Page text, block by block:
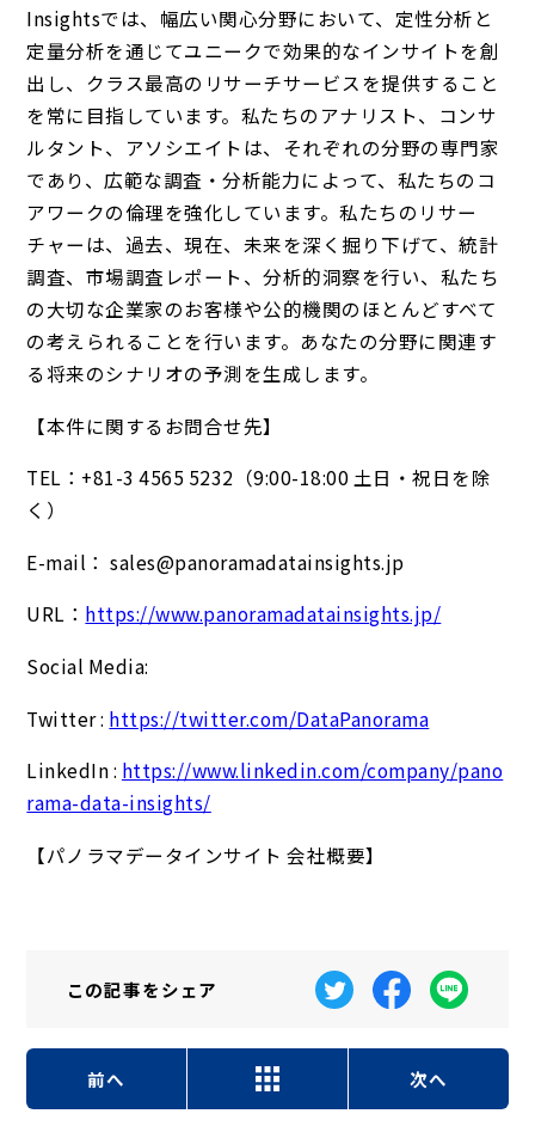
Insightsでは、幅広い関心分野において、定性分析と
定量分析を通じてユニークで効果的なインサイトを創
出し、クラス最高のリサーチサービスを提供すること
を常に目指しています。私たちのアナリスト、コンサ
ルタント、アソシエイトは、それぞれの分野の専門家
であり、広範な調査・分析能力によって、私たちのコ
アワークの倫理を強化しています。私たちのリサー
チャーは、過去、現在、未来を深く掘り下げて、統計
調査、市場調査レポート、分析的洞察を行い、私たち
の大切な企業家のお客様や公的機関のほとんどすべて
の考えられることを行います。あなたの分野に関連す
る将来のシナリオの予測を生成します。
【本件に関するお問合せ先】
TEL：+81-3 4565 5232（9:00-18:00 土日・祝日を除
く）
E-mail： sales@panoramadatainsights.jp
URL： https://www.panoramadatainsights.jp/
Social Media:
Twitter : https://twitter.com/DataPanorama
LinkedIn : https://www.linkedin.com/company/pano
rama-data-insights/
【パノラマデータインサイト 会社概要】
この記事をシェア
前へ 次へ